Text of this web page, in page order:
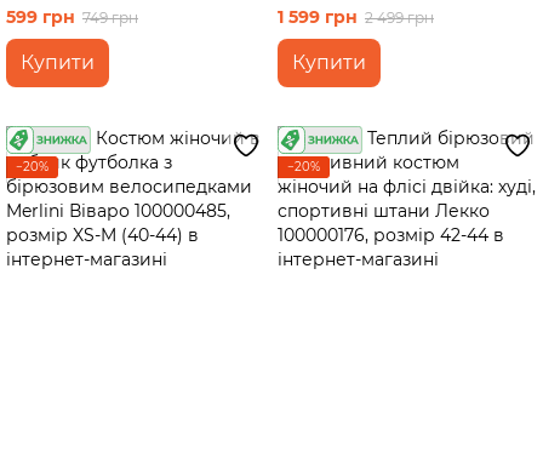
Merlini Бордано 100000465,
розмір L-2XL (46-50)
599 грн 749 грн
Купити
зелений Merlini Бордо
100001022, розмір 46-48 (L-XL)
1 599 грн 2 499 грн
Купити
−20% −20%